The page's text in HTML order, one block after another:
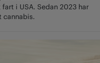
i USA. Sedan 2023 har
cannabis.